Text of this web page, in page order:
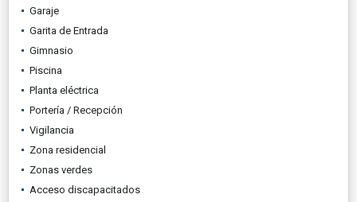
Garaje
Garita de Entrada
Gimnasio
Piscina
Planta eléctrica
Portería / Recepción
Vigilancia
Zona residencial
Zonas verdes
Acceso discapacitados